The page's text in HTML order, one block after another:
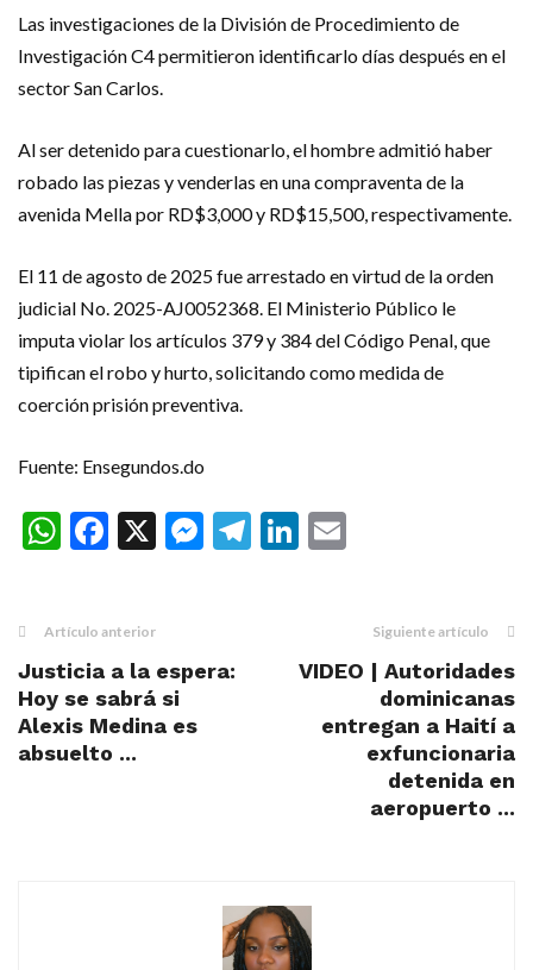
Las investigaciones de la División de Procedimiento de
Investigación C4 permitieron identificarlo días después en el
sector San Carlos.
Al ser detenido para cuestionarlo, el hombre admitió haber
robado las piezas y venderlas en una compraventa de la
avenida Mella por RD$3,000 y RD$15,500, respectivamente.
El 11 de agosto de 2025 fue arrestado en virtud de la orden
judicial No. 2025-AJ0052368. El Ministerio Público le
imputa violar los artículos 379 y 384 del Código Penal, que
tipifican el robo y hurto, solicitando como medida de
coerción prisión preventiva.
Fuente: Ensegundos.do
WhatsApp
Facebook
X Messenger
Telegram
LinkedIn
Artículo anterior
Justicia a la espera:
Hoy se sabrá si
Alexis Medina es
absuelto ...
Siguiente artículo
VIDEO | Autoridades
dominicanas
entregan a Haití a
exfuncionaria
detenida en
aeropuerto ...